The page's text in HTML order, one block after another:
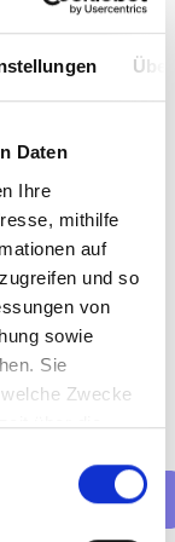
Daten
Ihre
mithilfe
auf
und so
von
sowie
Sie
Zwecke
über die
sich hier
auf dem
Viele
über ein